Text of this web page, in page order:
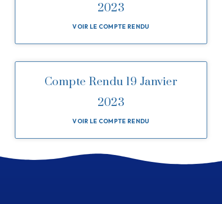
2023
VOIR LE COMPTE RENDU
Compte Rendu 19 Janvier
2023
VOIR LE COMPTE RENDU